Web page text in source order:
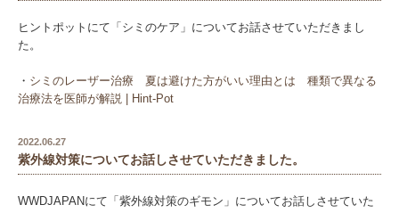
ヒントポットにて「シミのケア」についてお話させていただきまし
た。
・ シミのレーザー治療 夏は避けた方がいい理由とは 種類で異なる
治療法を医師が解説 | Hint-Pot
2022.06.27
紫外線対策についてお話しさせていただきました。
WWDJAPANにて「紫外線対策のギモン」についてお話しさせていた